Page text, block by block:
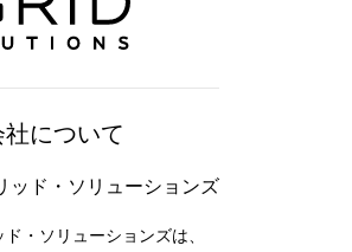
について
ッド・ソリューションズ
・ソリューションズは、